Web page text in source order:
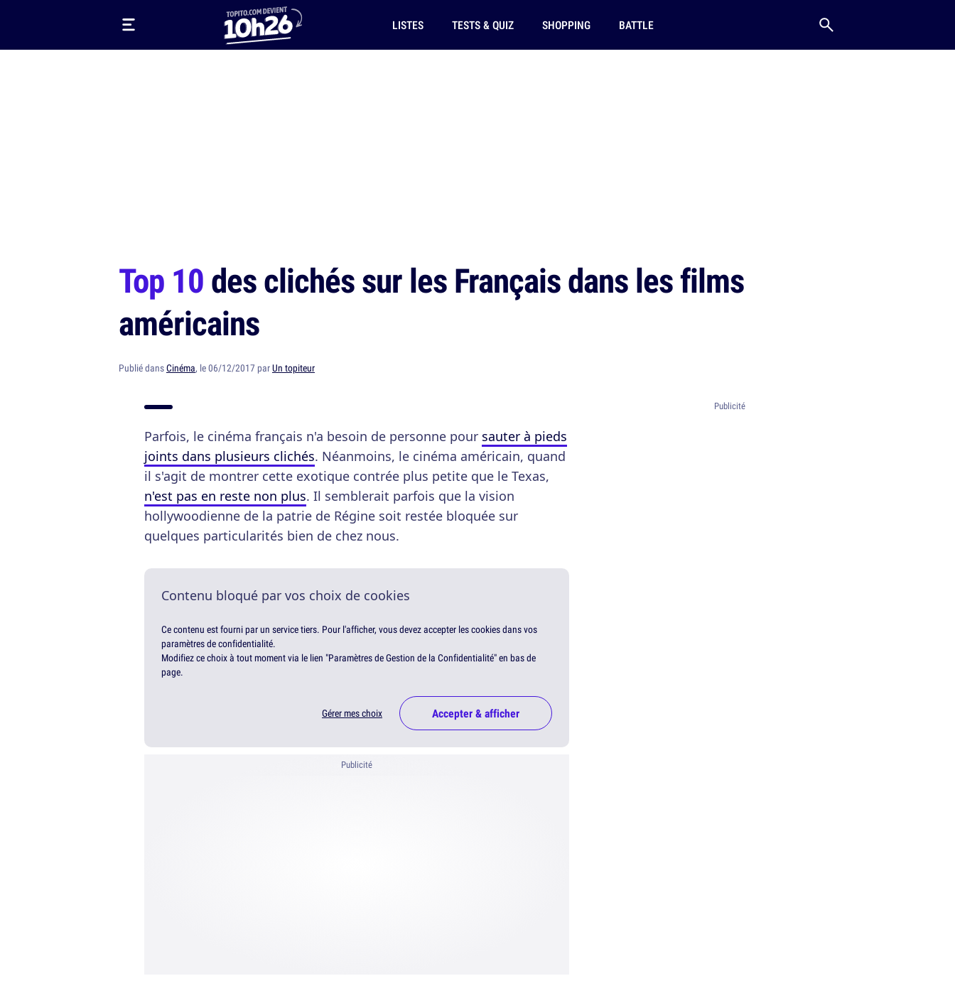
LISTES TESTS & QUIZ SHOPPING BATTLE
Top 10des clichés sur les Français dans les films
américains
Publié dansCinéma, le 06/12/2017 parUn topiteur
Parfois, le cinéma français n'a besoin de personne pour sauter à pieds
joints dans plusieurs clichés. Néanmoins, le cinéma américain, quand
il s'agit de montrer cette exotique contrée plus petite que le Texas,
n'est pas en reste non plus. Il semblerait parfois que la vision
hollywoodienne de la patrie de Régine soit restée bloquée sur
quelques particularités bien de chez nous.
Contenu bloqué par vos choix de cookies
Ce contenu est fourni par un service tiers. Pour l'afficher, vous devez accepter les cookies dans vos
paramètres de confidentialité.
Modifiez ce choix à tout moment via le lien "Paramètres de Gestion de la Confidentialité" en bas de
page.
Gérer mes choix Accepter & afficher
Publicité